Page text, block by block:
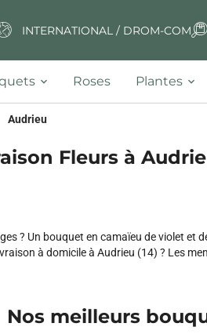
INTERNATIONAL / DROM-COM
Roses Plantes
Audrieu
Fleurs à
? Un bouquet en camaïeu de violet
à domicile à Audrieu (14) ? Les
Nos meilleurs